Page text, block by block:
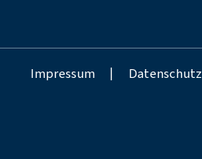
Impressum | Datenschutz